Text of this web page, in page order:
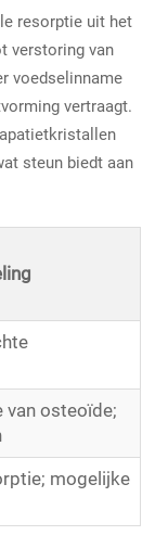
resorptie uit het
verstoring van
voedselinname
vertraagt.
steun biedt aan
van osteoïde;
mogelijke